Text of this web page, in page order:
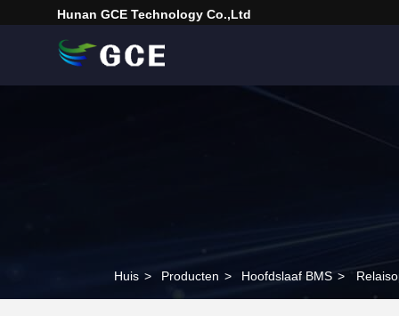
Hunan GCE Technology Co.,Ltd
Huis > Producten > Hoofdslaaf BMS >